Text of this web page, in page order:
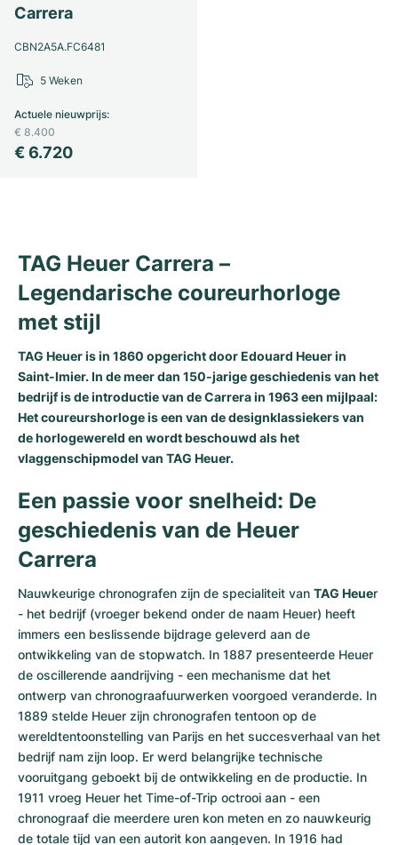
Carrera
CBN2A5A.FC6481
€ 6.720
Actuele nieuwprijs:
€ 8.400
5 Weken
TAG Heuer Carrera –
Legendarische coureurhorloge
met stijl
TAG Heuer is in 1860 opgericht door Edouard Heuer in
Saint-Imier. In de meer dan 150-jarige geschiedenis van het
bedrijf is de introductie van de Carrera in 1963 een mijlpaal:
Het coureurshorloge is een van de designklassiekers van
de horlogewereld en wordt beschouwd als het
vlaggenschipmodel van TAG Heuer.
Een passie voor snelheid: De
geschiedenis van de Heuer
Carrera
Nauwkeurige chronografen zijn de specialiteit van TAG Heuer
- het bedrijf (vroeger bekend onder de naam Heuer) heeft
immers een beslissende bijdrage geleverd aan de
ontwikkeling van de stopwatch. In 1887 presenteerde Heuer
de oscillerende aandrijving - een mechanisme dat het
ontwerp van chronograafuurwerken voorgoed veranderde. In
1889 stelde Heuer zijn chronografen tentoon op de
wereldtentoonstelling van Parijs en het succesverhaal van het
bedrijf nam zijn loop. Er werd belangrijke technische
vooruitgang geboekt bij de ontwikkeling en de productie. In
1911 vroeg Heuer het Time-of-Trip octrooi aan - een
chronograaf die meerdere uren kon meten en zo nauwkeurig
de totale tijd van een autorit kon aangeven. In 1916 had